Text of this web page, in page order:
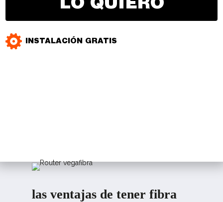
las ventajas de tener fibra